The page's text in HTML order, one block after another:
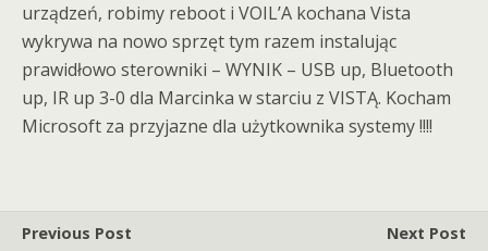
urządzeń, robimy reboot i VOIL’A kochana Vista
wykrywa na nowo sprzęt tym razem instalując
prawidłowo sterowniki – WYNIK – USB up, Bluetooth
up, IR up 3-0 dla Marcinka w starciu z VISTĄ. Kocham
Microsoft za przyjazne dla użytkownika systemy !!!!
Previous Post
Next Post